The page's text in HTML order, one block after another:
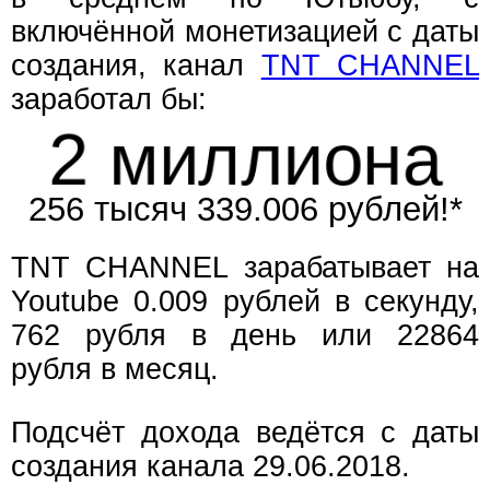
включённой монетизацией с даты
создания, канал TNT CHANNEL
заработал бы:
2 миллиона
256 тысяч 339.008 рублей!*
TNT CHANNEL зарабатывает на
Youtube 0.009 рублей в секунду,
762 рубля в день или 22864
рубля в месяц.
Подсчёт дохода ведётся с даты
создания канала 29.06.2018.